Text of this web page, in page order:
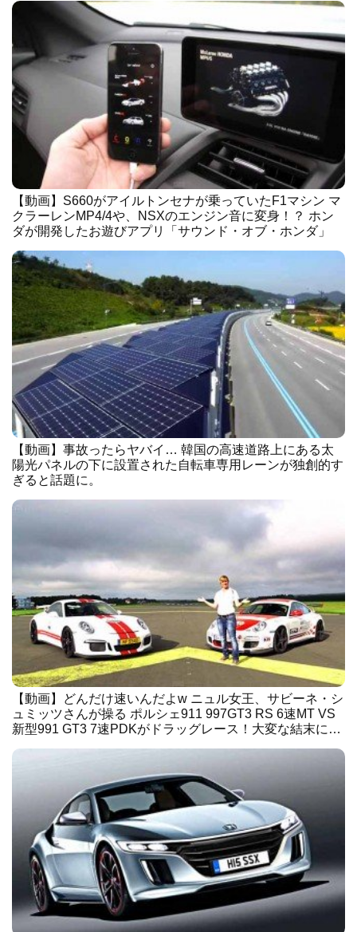
【動画】S660がアイルトンセナが乗っていたF1マシン マ
クラーレンMP4/4や、NSXのエンジン音に変身！？ ホン
ダが開発したお遊びアプリ「サウンド・オブ・ホンダ」
【動画】事故ったらヤバイ… 韓国の高速道路上にある太
陽光パネルの下に設置された自転車専用レーンが独創的す
ぎると話題に。
【動画】どんだけ速いんだよw ニュル女王、サビーネ・シ
ュミッツさんが操る ポルシェ911 997GT3 RS 6速MT VS
新型991 GT3 7速PDKがドラッグレース！大変な結末に…